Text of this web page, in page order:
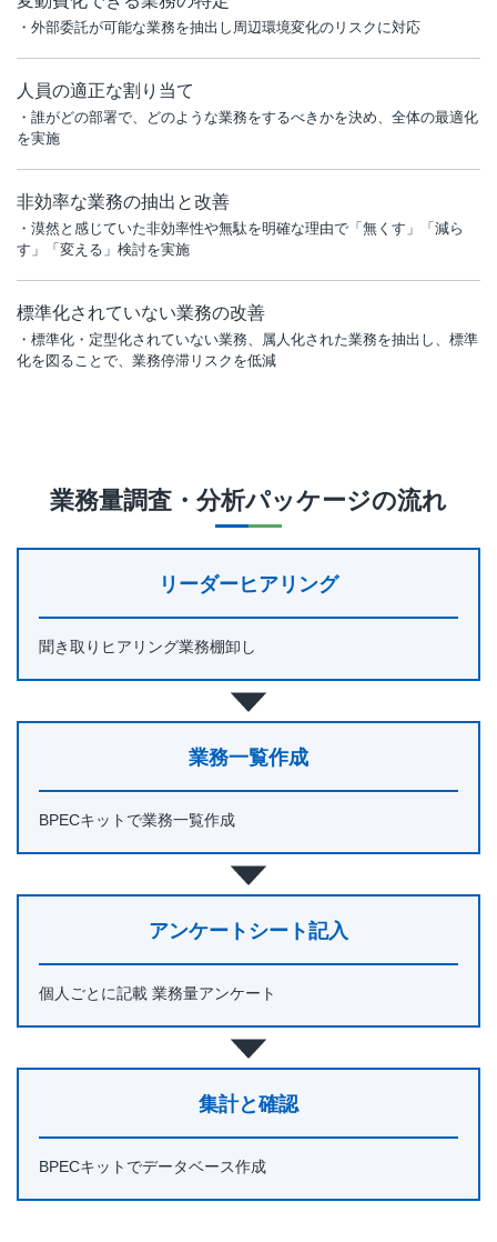
・外部委託が可能な業務を抽出し周辺環境変化のリスクに対応
人員の適正な割り当て
・誰がどの部署で、どのような業務をするべきかを決め、全体の最適化
を実施
非効率な業務の抽出と改善
・漠然と感じていた非効率性や無駄を明確な理由で「無くす」「減ら
す」「変える」検討を実施
標準化されていない業務の改善
・標準化・定型化されていない業務、属人化された業務を抽出し、標準
化を図ることで、業務停滞リスクを低減
業務量調査・分析パッケージの流れ
リーダーヒアリング
聞き取りヒアリング業務棚卸し
業務一覧作成
BPECキットで業務一覧作成
アンケートシート記入
個人ごとに記載 業務量アンケート
集計と確認
BPECキットでデータベース作成